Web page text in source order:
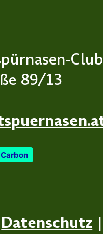
Club
89/13
Datenschutz |